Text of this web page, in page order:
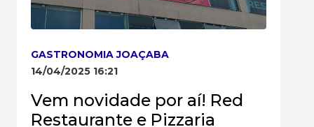
GASTRONOMIA JOAÇABA
14/04/2025 16:21
Vem novidade por aí! Red
Restaurante e Pizzaria